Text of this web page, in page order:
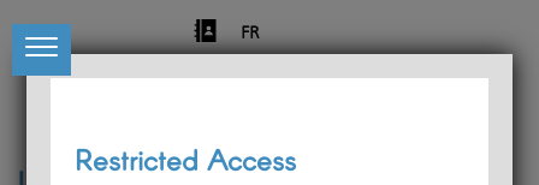
FR
Restricted Access